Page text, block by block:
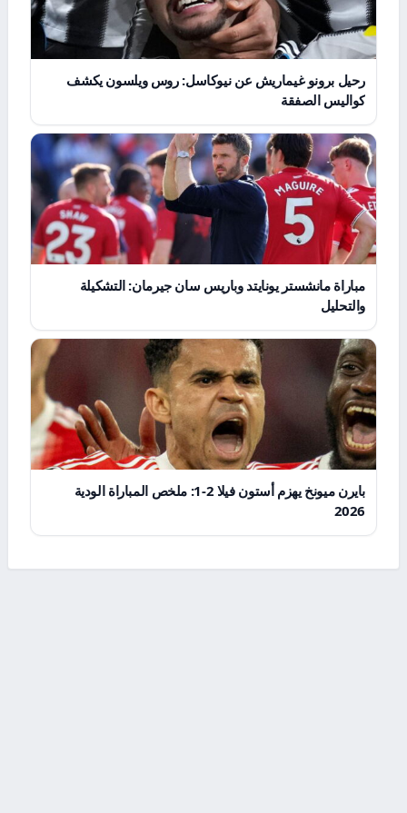
رحيل برونو غيماريش عن نيوكاسل: روس ويلسون يكشف
كواليس الصفقة
مباراة مانشستر يونايتد وباريس سان جيرمان: التشكيلة
والتحليل
بايرن ميونخ يهزم أستون فيلا 2-1: ملخص المباراة الودية
2026